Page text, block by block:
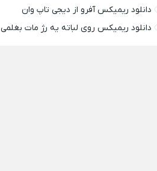
دانلود ریمیکس آفرو از ديجی تاپ وان
دانلود ریمیکس روی لباته یه رژ مات بغلمی